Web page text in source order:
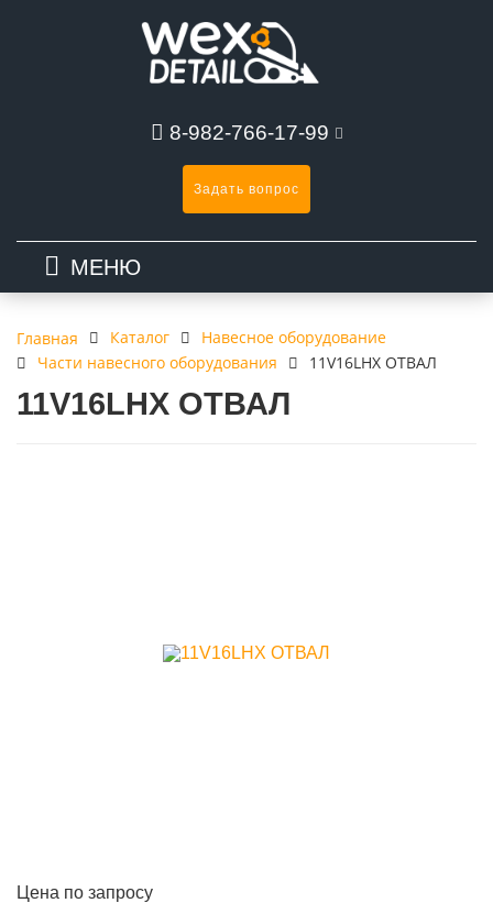
8-982-766-17-99
Задать вопрос
МЕНЮ
Главная Каталог
Навесное оборудование
Части навесного оборудования
11V16LHX ОТВАЛ
11V16LHX ОТВАЛ
Цена по запросу